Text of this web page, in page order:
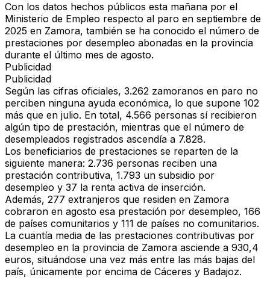
Con los datos hechos públicos esta mañana por el
Ministerio de Empleo respecto al paro en septiembre de
2025 en Zamora, también se ha conocido el número de
prestaciones por desempleo abonadas en la provincia
durante el último mes de agosto.
Publicidad
Publicidad
Según las cifras oficiales, 3.262 zamoranos en paro no
perciben ninguna ayuda económica, lo que supone 102
más que en julio. En total, 4.566 personas sí recibieron
algún tipo de prestación, mientras que el número de
desempleados registrados ascendía a 7.828.
Los beneficiarios de prestaciones se reparten de la
siguiente manera: 2.736 personas reciben una
prestación contributiva, 1.793 un subsidio por
desempleo y 37 la renta activa de inserción.
Además, 277 extranjeros que residen en Zamora
cobraron en agosto esa prestación por desempleo, 166
de países comunitarios y 111 de países no comunitarios.
La cuantía media de las prestaciones contributivas por
desempleo en la provincia de Zamora asciende a 930,4
euros, situándose una vez más entre las más bajas del
país, únicamente por encima de Cáceres y Badajoz.